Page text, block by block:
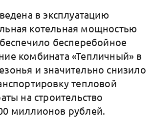
в эксплуатацию
котельная мощностью
бесперебойное
комбината «Тепличный» в
и значительно снизило
тепловой
на строительство
миллионов рублей.